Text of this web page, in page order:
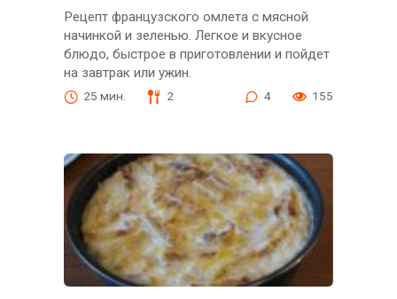
Рецепт французского омлета с мясной
начинкой и зеленью. Легкое и вкусное
блюдо, быстрое в приготовлении и пойдет
на завтрак или ужин.
25 мин. 2 4 155